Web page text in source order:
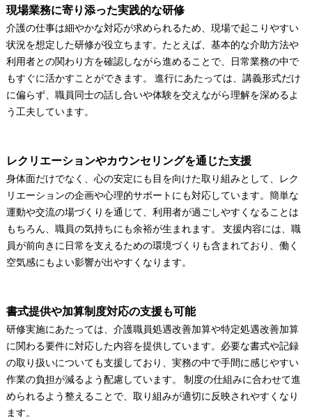
現場業務に寄り添った実践的な研修
介護の仕事は細やかな対応が求められるため、現場で起こりやすい
状況を想定した研修が役立ちます。たとえば、基本的な介助方法や
利用者との関わり方を確認しながら進めることで、日常業務の中で
もすぐに活かすことができます。 進行にあたっては、講義形式だけ
に偏らず、職員同士の話し合いや体験を交えながら理解を深めるよ
う工夫しています。
レクリエーションやカウンセリングを通じた支援
身体面だけでなく、心の安定にも目を向けた取り組みとして、レク
リエーションの企画や心理的サポートにも対応しています。簡単な
運動や交流の場づくりを通じて、利用者が過ごしやすくなることは
もちろん、職員の気持ちにも余裕が生まれます。 支援内容には、職
員が前向きに日常を支えるための環境づくりも含まれており、働く
空気感にもよい影響が出やすくなります。
書式提供や加算制度対応の支援も可能
研修実施にあたっては、介護職員処遇改善加算や特定処遇改善加算
に関わる要件に対応した内容を提供しています。必要な書式や記録
の取り扱いについても支援しており、実務の中で手間に感じやすい
作業の負担が減るよう配慮しています。 制度の仕組みに合わせて進
められるよう整えることで、取り組みが適切に反映されやすくなり
ます。